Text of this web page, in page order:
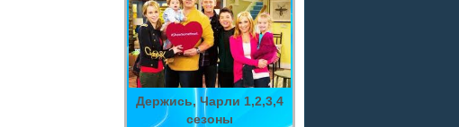
Держись, Чарли 1,2,3,4
сезоны